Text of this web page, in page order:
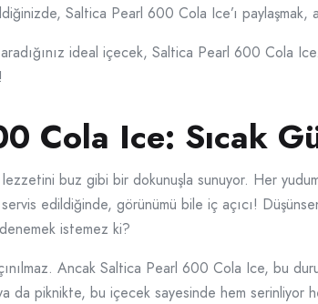
Saltica Pearl 600 Cola Ice’ı paylaşmak,
ideal içecek, Saltica Pearl 600 Cola
Cola Ice: Sıcak
buz gibi bir dokunuşla sunuyor. Her
edildiğinde, görünümü bile iç açıcı!
istemez ki?
Ancak Saltica Pearl 600 Cola Ice, bu
da piknikte, bu içecek sayesinde hem serinliyor